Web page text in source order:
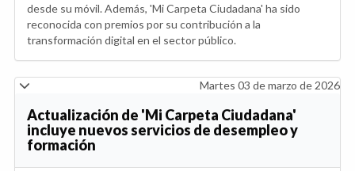
desde su móvil. Además, 'Mi Carpeta Ciudadana' ha sido
reconocida con premios por su contribución a la
transformación digital en el sector público.
Martes 03 de marzo de 2026
Actualización de 'Mi Carpeta Ciudadana'
incluye nuevos servicios de desempleo y
formación